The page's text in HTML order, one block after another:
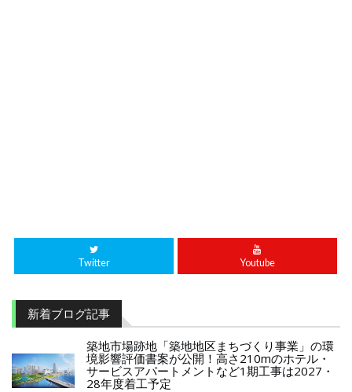
Twitter Youtube
新着ブログ記事
築地市場跡地「築地地区まちづくり事業」の環
境影響評価書案が公開！高さ210mのホテル・
サービスアパートメントなど1期工事は2027・
28年度着工予定